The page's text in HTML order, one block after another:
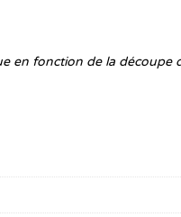
en fonction de la découpe